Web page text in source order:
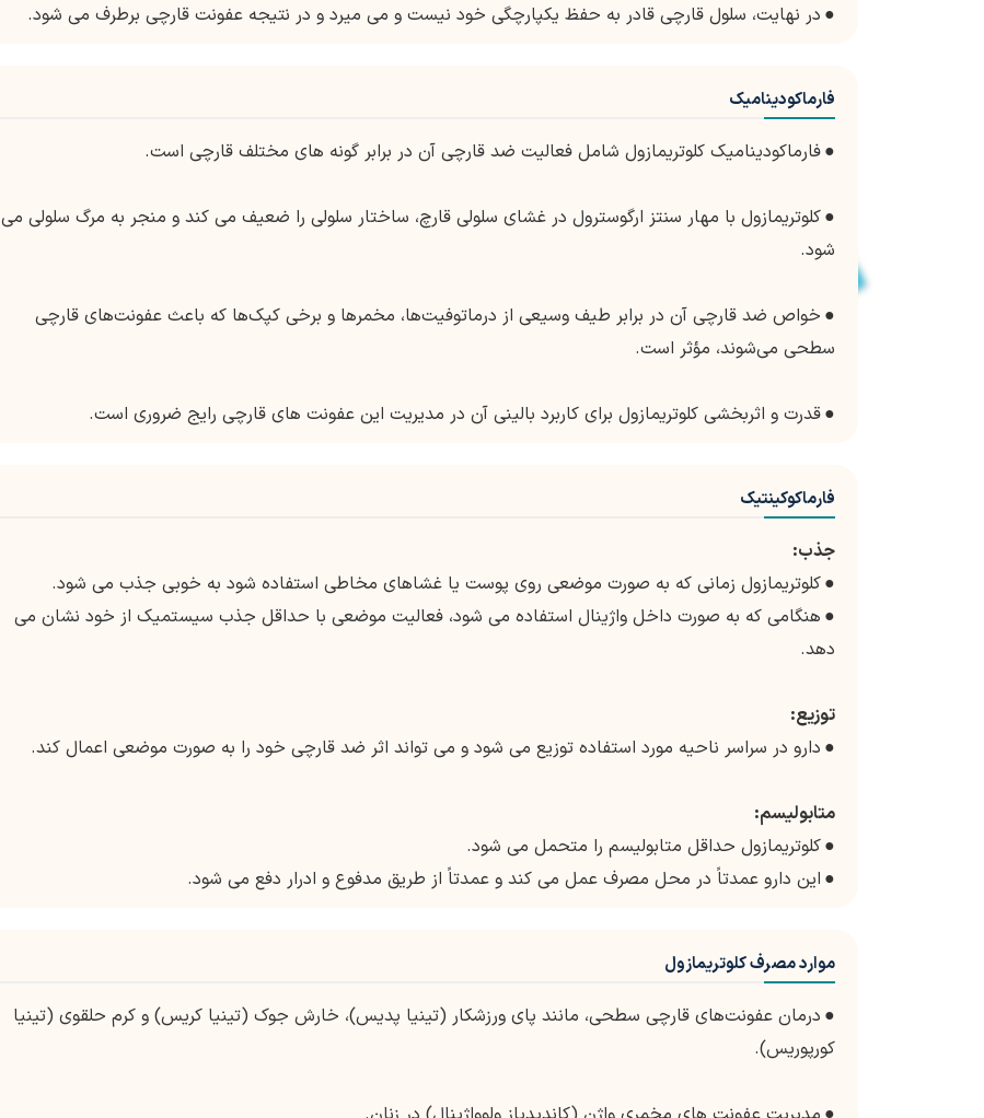
● در نهایت، سلول قارچی قادر به حفظ یکپارچگی خود نیست و می میرد و در نتیجه عفونت قارچی برطرف می شود.
فارماکودینامیک
●فارماکودینامیک کلوتریمازول شامل فعالیت ضد قارچی آن در برابر گونه های مختلف قارچی است.
●کلوتریمازول با مهار سنتز ارگوسترول در غشای سلولی قارچ، ساختار سلولی را ضعیف می کند و منجر به مرگ سلولی می
شود.
● خواص ضد قارچی آن در برابر طیف وسیعی از درماتوفیت‌ها، مخمرها و برخی کپک‌ها که باعث عفونت‌های قارچی
سطحی می‌شوند، مؤثر است.
●قدرت و اثربخشی کلوتریمازول برای کاربرد بالینی آن در مدیریت این عفونت های قارچی رایج ضروری است.
فارماکوکینتیک
جذب:
●کلوتریمازول زمانی که به صورت موضعی روی پوست یا غشاهای مخاطی استفاده شود به خوبی جذب می شود.
● هنگامی که به صورت داخل واژینال استفاده می شود، فعالیت موضعی با حداقل جذب سیستمیک از خود نشان می
دهد.
توزیع:
● دارو در سراسر ناحیه مورد استفاده توزیع می شود و می تواند اثر ضد قارچی خود را به صورت موضعی اعمال کند.
متابولیسم:
●کلوتریمازول حداقل متابولیسم را متحمل می شود.
● این دارو عمدتاً در محل مصرف عمل می کند و عمدتاً از طریق مدفوع و ادرار دفع می شود.
موارد مصرف کلوتریمازول
● درمان عفونت‌های قارچی سطحی، مانند پای ورزشکار (تینیا پدیس)، خارش جوک (تینیا کریس) و کرم حلقوی (تینیا
کورپوریس).